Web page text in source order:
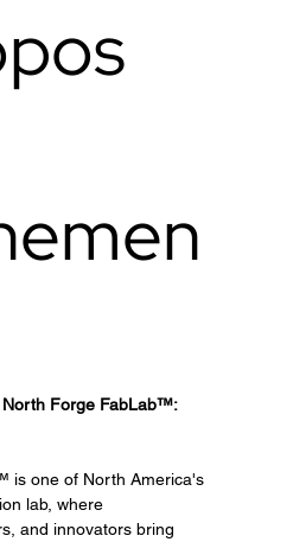
North Forge FabLab™:
is one of North America's
lab, where
and innovators bring